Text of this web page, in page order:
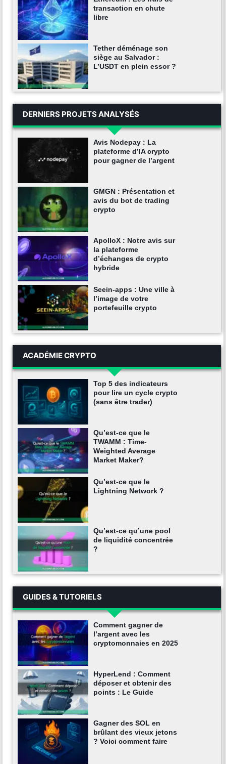
transaction en chute
libre
Tether déménage son
siège au Salvador :
L’USDT en plein essor ?
DERNIERS PROJETS ANALYSÉS
Avis Nodepay : La
plateforme d’IA crypto
pour gagner de l’argent
GMGN : Présentation et
avis du bot de trading
crypto
ApolloX : Notre avis sur
la plateforme
d’échanges de crypto
hybride
Seein-apps : Une ville à
l’image de votre
portefeuille crypto
ACADÉMIE CRYPTO
Top 5 des indicateurs
pour lire un cycle crypto
(sans être trader)
Qu’est-ce que le
TWAMM : Time-
Weighted Average
Market Maker?
Qu’est-ce que le
Lightning Network ?
Qu’est-ce qu’une pool
de liquidité concentrée
?
GUIDES & TUTORIELS
Comment gagner de
l’argent avec les
cryptomonnaies en 2025
HyperLend : Comment
déposer et obtenir des
points : Le Guide
Gagner des SOL en
brûlant des vieux jetons
? Voici comment faire